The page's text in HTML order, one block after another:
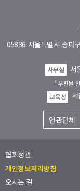
05836 서울특별시 송파
사무실 서
* 우편물
교육장
협회정관
개인정보처리방침
오시는 길